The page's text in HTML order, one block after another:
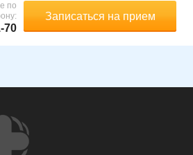
Записаться на прием
по
70